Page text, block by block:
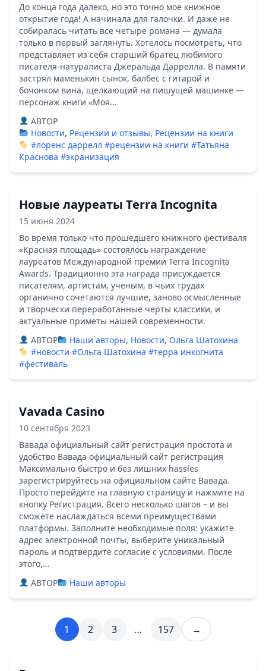
До конца года далеко, но это точно мое книжное
открытие года! А начинала для галочки. И даже не
собиралась читать все четыре романа — думала
только в первый заглянуть. Хотелось посмотреть, что
представляет из себя старший братец любимого
писателя-натуралиста Джеральда Даррелла. В памяти
застрял маменькин сынок, балбес с гитарой и
бочонком вина, щелкающий на пишущей машинке —
персонаж книги «Моя…
ABTOP
Новости, Рецензии и отзывы, Рецензии на книги
#лоренс даррелл #рецензии на книги #Татьяна
Краснова #экранизация
Новые лауреаты Terra Incognita
15 июня 2024
Во время только что прошедшего книжного фестиваля
«Красная площадь» состоялось награждение
лауреатов Международной премии Terra Incognita
Awards. Традиционно эта награда присуждается
писателям, артистам, ученым, в чьих трудах
органично сочетаются лучшие, заново осмысленные
и творчески переработанные черты классики, и
актуальные приметы нашей современности.
ABTOP
Наши авторы, Новости, Ольга Шатохина
#новости #Ольга Шатохина #терра инкогнита
#фестиваль
Vavada Casino
10 сентября 2023
Вавада официальный сайт регистрация простота и
удобство Вавада официальный сайт регистрация
Максимально быстро и без лишних hassles
зарегистрируйтесь на официальном сайте Вавада.
Просто перейдите на главную страницу и нажмите на
кнопку Регистрация. Всего несколько шагов – и вы
сможете наслаждаться всеми преимуществами
платформы. Заполните необходимые поля: укажите
адрес электронной почты, выберите уникальный
пароль и подтвердите согласие с условиями. После
этого,…
ABTOP
Наши авторы
1 2 3 … 157 →